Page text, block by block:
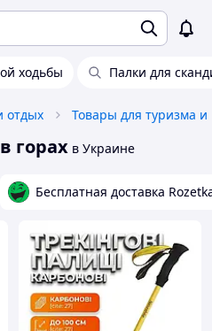
ходьбы Палки для
отдых Товары для туризма
горах в Украине
Бесплатная доставка